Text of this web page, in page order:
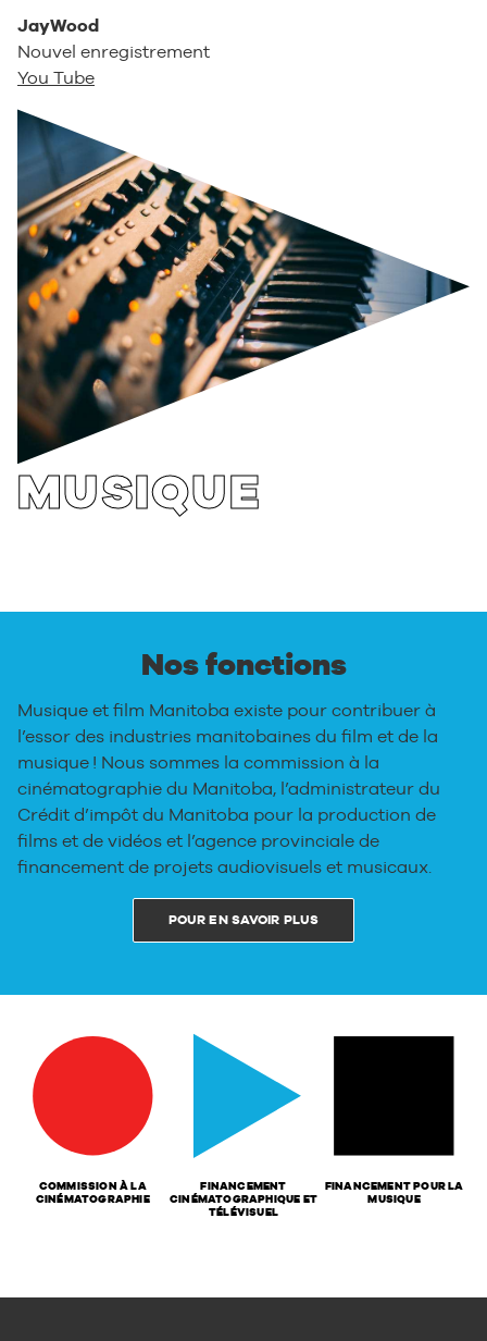
JayWood
Nouvel enregistrement
You Tube
MUSIQUE
Nos fonctions
Musique et film Manitoba existe pour contribuer à
l’essor des industries manitobaines du film et de la
musique ! Nous sommes la commission à la
cinématographie du Manitoba, l’administrateur du
Crédit d’impôt du Manitoba pour la production de
films et de vidéos et l’agence provinciale de
financement de projets audiovisuels et musicaux.
POUR EN SAVOIR PLUS
COMMISSION À LA
CINÉMATOGRAPHIE
FINANCEMENT
CINÉMATOGRAPHIQUE ET
TÉLÉVISUEL
FINANCEMENT POUR LA
MUSIQUE